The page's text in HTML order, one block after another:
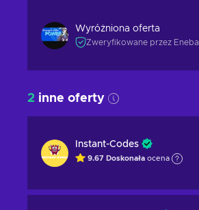
Wyróżniona oferta
Zweryfikowane przez Eneba
2 inne oferty
Instant-Codes
9.67 Doskonała ocena